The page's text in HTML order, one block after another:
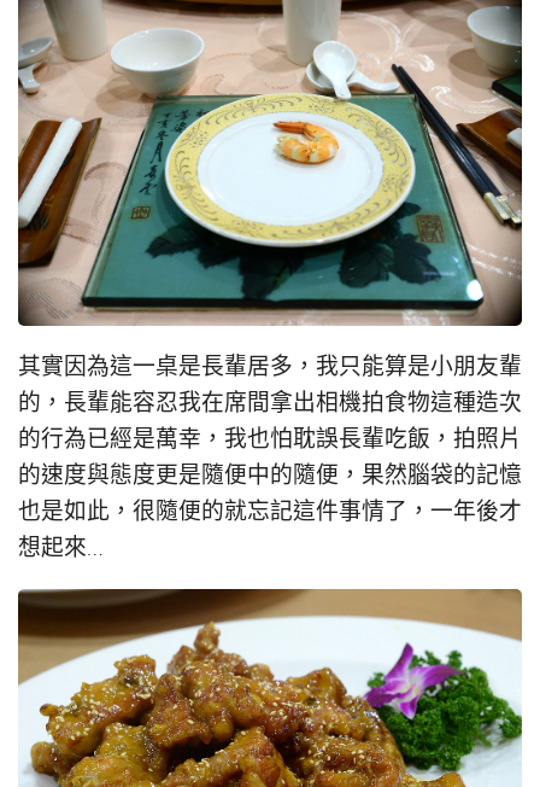
其實因為這一桌是長輩居多，我只能算是小朋友輩
的，長輩能容忍我在席間拿出相機拍食物這種造次
的行為已經是萬幸，我也怕耽誤長輩吃飯，拍照片
的速度與態度更是隨便中的隨便，果然腦袋的記憶
也是如此，很隨便的就忘記這件事情了，一年後才
想起來…